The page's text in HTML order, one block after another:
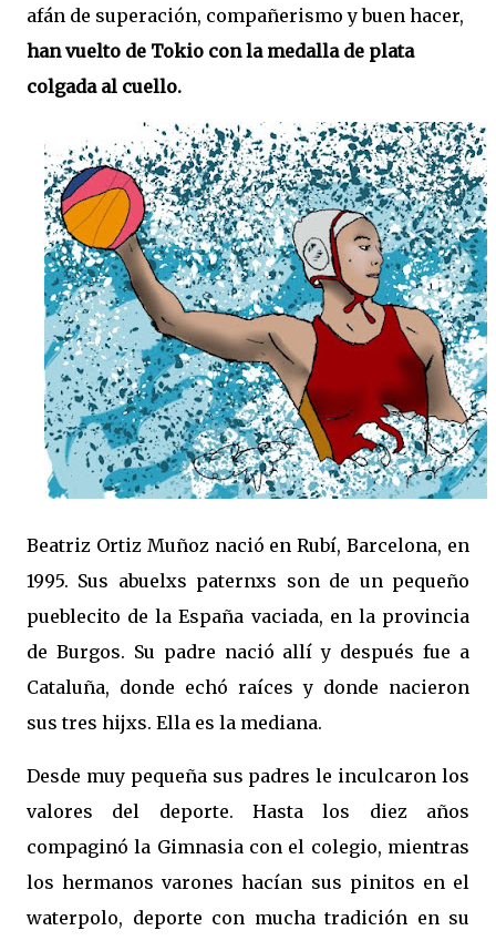
afán de superación, compañerismo y buen hacer,
han vuelto de Tokio con la medalla de plata
colgada al cuello.
Beatriz Ortiz Muñoz nació en Rubí, Barcelona, en
1995. Sus abuelxs paternxs son de un pequeño
pueblecito de la España vaciada, en la provincia
de Burgos. Su padre nació allí y después fue a
Cataluña, donde echó raíces y donde nacieron
sus tres hijxs. Ella es la mediana.
Desde muy pequeña sus padres le inculcaron los
valores del deporte. Hasta los diez años
compaginó la Gimnasia con el colegio, mientras
los hermanos varones hacían sus pinitos en el
waterpolo, deporte con mucha tradición en su